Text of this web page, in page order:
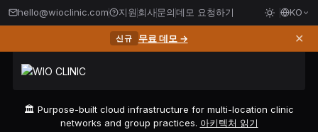
hello@wioclinic.com 지원 회사문의데모 요청하기 KO
신규 무료 데모 → ✕
🏛️ Purpose-built cloud infrastructure for multi-location clinic
networks and group practices. 아키텍처 읽기